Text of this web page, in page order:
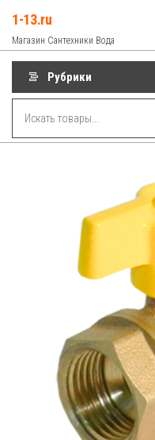
содержимому
1-13.ru
Магазин Сантехники Вода
Рубрики